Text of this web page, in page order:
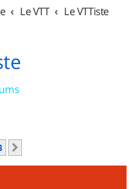
Le VTT Le VTTiste